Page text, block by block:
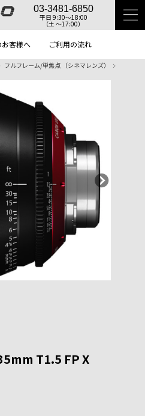
03-3481-6850
平日 9:30〜18:00
（土 〜17:00）
客様へ ご利用の流れ
フルフレーム/単焦点 （シネマレンズ）
T1.5 FP X